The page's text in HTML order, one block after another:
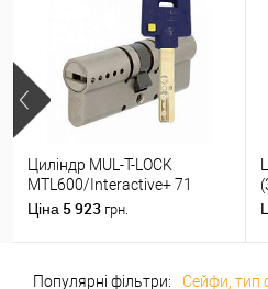
Циліндр MUL-T-LOCK
MTL600/Interactive+ 71
(31*40) нікель сатин
Ціна 5 923 грн.
Популярні фільтри:
Сейфи, тип